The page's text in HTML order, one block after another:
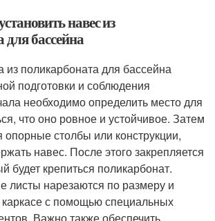
навес из
бассейна
из поликарбоната для бассейна
подготовки и соблюдения
необходимо определить место для
что оно ровное и устойчивое. Затем
опорные столбы или конструкции,
навес. После этого закрепляется
будет крепиться поликарбонат.
листы нарезаются по размеру и
с помощью специальных